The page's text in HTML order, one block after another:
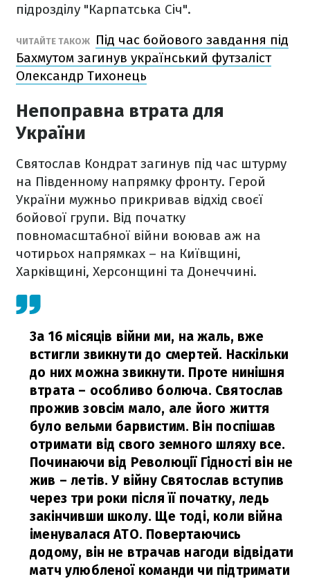
підрозділу "Карпатська Січ".
ЧИТАЙТЕ ТАКОЖ
Під час бойового завдання під
Бахмутом загинув український футзаліст
Олександр Тихонець
Непоправна втрата для
України
Святослав Кондрат загинув під час штурму
на Південному напрямку фронту. Герой
України мужньо прикривав відхід своєї
бойової групи. Від початку
повномасштабної війни воював аж на
чотирьох напрямках – на Київщині,
Харківщині, Херсонщині та Донеччині.
За 16 місяців війни ми, на жаль, вже
встигли звикнути до смертей. Наскільки
до них можна звикнути. Проте нинішня
втрата – особливо болюча. Святослав
прожив зовсім мало, але його життя
було вельми барвистим. Він поспішав
отримати від свого земного шляху все.
Починаючи від Революції Гідності він не
жив – летів. У війну Святослав вступив
через три роки після її початку, ледь
закінчивши школу. Ще тоді, коли війна
іменувалася АТО. Повертаючись
додому, він не втрачав нагоди відвідати
матч улюбленої команди чи підтримати